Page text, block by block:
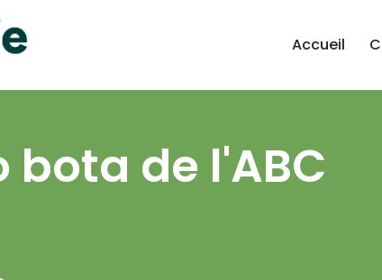
Accueil
bota de l'ABC